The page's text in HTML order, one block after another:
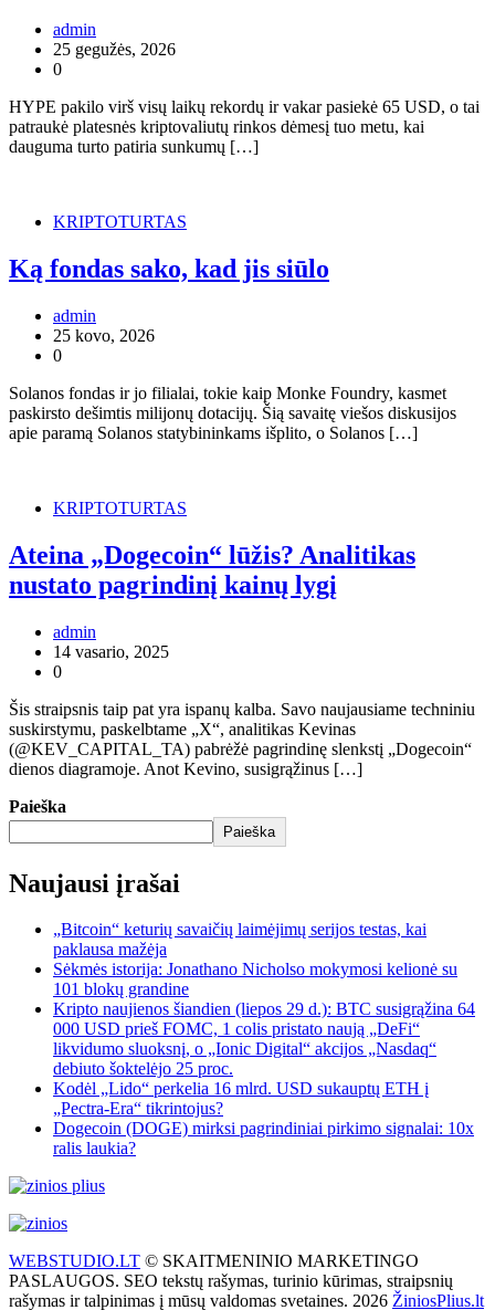
admin
25 gegužės, 2026
0
HYPE pakilo virš visų laikų rekordų ir vakar pasiekė 65 USD, o tai
patraukė platesnės kriptovaliutų rinkos dėmesį tuo metu, kai
dauguma turto patiria sunkumų […]
KRIPTOTURTAS
Ką fondas sako, kad jis siūlo
admin
25 kovo, 2026
0
Solanos fondas ir jo filialai, tokie kaip Monke Foundry, kasmet
paskirsto dešimtis milijonų dotacijų. Šią savaitę viešos diskusijos
apie paramą Solanos statybininkams išplito, o Solanos […]
KRIPTOTURTAS
Ateina „Dogecoin“ lūžis? Analitikas
nustato pagrindinį kainų lygį
admin
14 vasario, 2025
0
Šis straipsnis taip pat yra ispanų kalba. Savo naujausiame techniniu
suskirstymu, paskelbtame „X“, analitikas Kevinas
(@KEV_CAPITAL_TA) pabrėžė pagrindinę slenkstį „Dogecoin“
dienos diagramoje. Anot Kevino, susigrąžinus […]
Paieška
Paieška
Naujausi įrašai
„Bitcoin“ keturių savaičių laimėjimų serijos testas, kai
paklausa mažėja
Sėkmės istorija: Jonathano Nicholso mokymosi kelionė su
101 blokų grandine
Kripto naujienos šiandien (liepos 29 d.): BTC susigrąžina 64
000 USD prieš FOMC, 1 colis pristato naują „DeFi“
likvidumo sluoksnį, o „Ionic Digital“ akcijos „Nasdaq“
debiuto šoktelėjo 25 proc.
Kodėl „Lido“ perkelia 16 mlrd. USD sukauptų ETH į
„Pectra-Era“ tikrintojus?
Dogecoin (DOGE) mirksi pagrindiniai pirkimo signalai: 10x
ralis laukia?
WEBSTUDIO.LT © SKAITMENINIO MARKETINGO
PASLAUGOS. SEO tekstų rašymas, turinio kūrimas, straipsnių
rašymas ir talpinimas į mūsų valdomas svetaines. 2026 ŽiniosPlius.lt